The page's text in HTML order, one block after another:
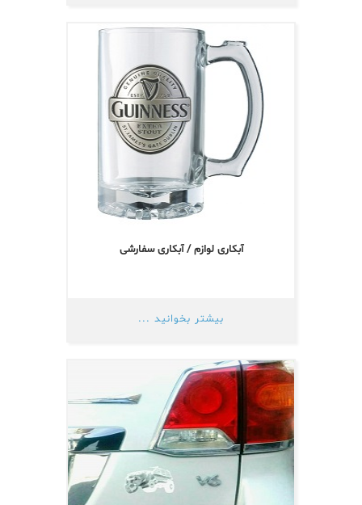
آبکاری لوازم / آبکاری سفارشی
بیشتر بخوانید ...